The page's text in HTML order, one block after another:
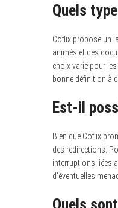
Quels
Coflix propose un
animés et des
choix varié pour
bonne définition à
Est-il
Bien que Coflix
des redirections.
interruptions liées
d’éventuelles
Quels